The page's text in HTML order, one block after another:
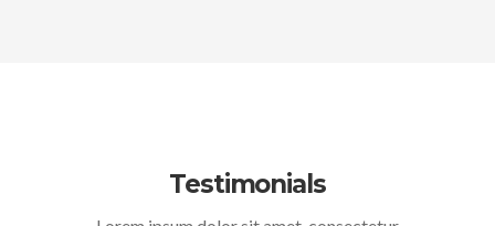
Testimonials